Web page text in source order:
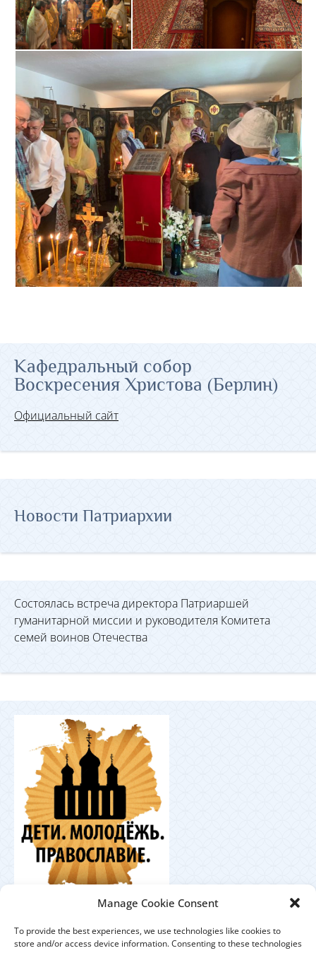
Manage Cookie Consent
To provide the best experiences, we use technologies like cookies to
store and/or access device information. Consenting to these technologies
Кафедральный собор
Воскресения Христова (Берлин)
Официальный сайт
Новости Патриархии
Состоялась встреча директора Патриаршей
гуманитарной миссии и руководителя Комитета
семей воинов Отечества
центр по работе с православной молодёжью в
Германии